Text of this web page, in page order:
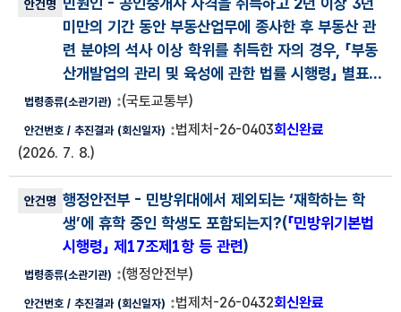
미만의 기간 동안 부동산업무에 종사한 후 부동산 관
련 분야의 석사 이상 학위를 취득한 자의 경우, 「부동
산개발업의 관리 및 육성에 관한 법률 시행령」 별표...
(국토교통부)
법제처-26-0403회신완료
(2026. 7. 8.)
행정안전부 - 민방위대에서 제외되는 ‘재학하는 학
생’에 휴학 중인 학생도 포함되는지?(「민방위기본법
시행령」 제17조제1항 등 관련)
(행정안전부)
법제처-26-0432회신완료